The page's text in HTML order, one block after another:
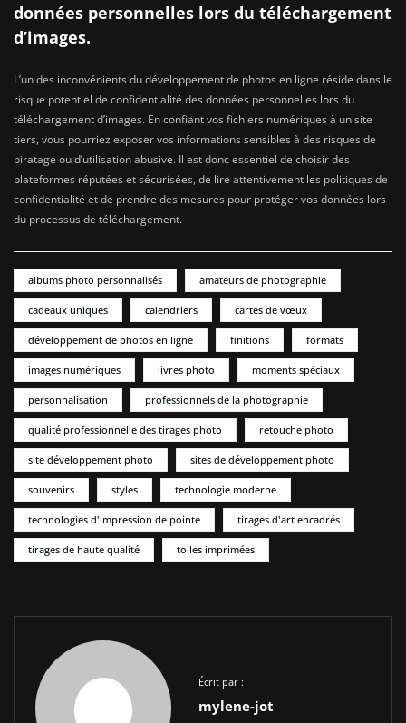
données personnelles lors du téléchargement
d’images.
L’un des inconvénients du développement de photos en ligne réside dans le
risque potentiel de confidentialité des données personnelles lors du
téléchargement d’images. En confiant vos fichiers numériques à un site
tiers, vous pourriez exposer vos informations sensibles à des risques de
piratage ou d’utilisation abusive. Il est donc essentiel de choisir des
plateformes réputées et sécurisées, de lire attentivement les politiques de
confidentialité et de prendre des mesures pour protéger vos données lors
du processus de téléchargement.
albums photo personnalisés amateurs de photographie
cadeaux uniques calendriers cartes de vœux
développement de photos en ligne finitions formats
images numériques livres photo moments spéciaux
personnalisation professionnels de la photographie
qualité professionnelle des tirages photo retouche photo
site développement photo sites de développement photo
souvenirs styles technologie moderne
technologies d'impression de pointe tirages d'art encadrés
tirages de haute qualité toiles imprimées
Écrit par :
mylene-jot